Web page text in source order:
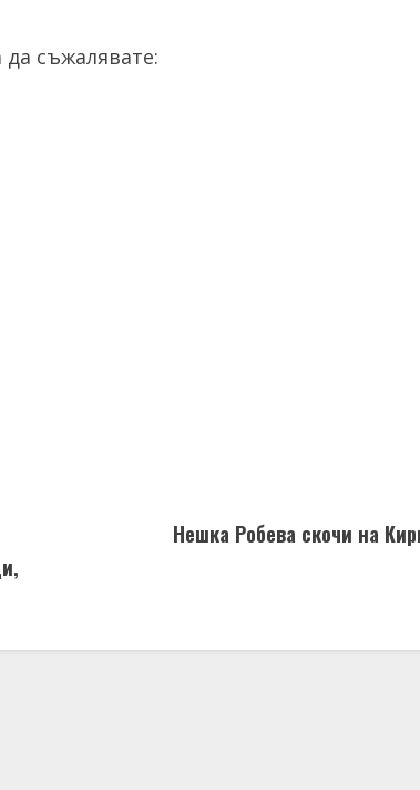
съжалявате:
Нешка Робева скочи на